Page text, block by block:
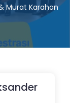
Murat Karahan